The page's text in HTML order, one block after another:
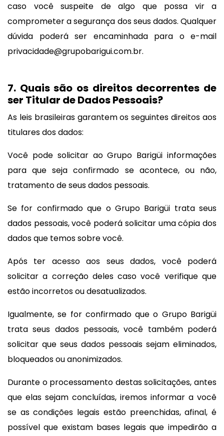
caso você suspeite de algo que possa vir a
comprometer a segurança dos seus dados. Qualquer
dúvida poderá ser encaminhada para o e-mail
privacidade@grupobarigui.com.br.
7. Quais são os direitos decorrentes de
ser Titular de Dados Pessoais?
As leis brasileiras garantem os seguintes direitos aos
titulares dos dados:
Você pode solicitar ao Grupo Barigüi informações
para que seja confirmado se acontece, ou não,
tratamento de seus dados pessoais.
Se for confirmado que o Grupo Barigüi trata seus
dados pessoais, você poderá solicitar uma cópia dos
dados que temos sobre você.
Após ter acesso aos seus dados, você poderá
solicitar a correção deles caso você verifique que
estão incorretos ou desatualizados.
Igualmente, se for confirmado que o Grupo Barigüi
trata seus dados pessoais, você também poderá
solicitar que seus dados pessoais sejam eliminados,
bloqueados ou anonimizados.
Durante o processamento destas solicitações, antes
que elas sejam concluídas, iremos informar a você
se as condições legais estão preenchidas, afinal, é
possível que existam bases legais que impedirão a